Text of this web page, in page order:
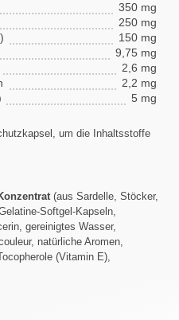
350 mg
250 mg
150 mg
9,75 mg
2,6 mg
2,2 mg
5 mg
um die Inhaltsstoffe
(aus Sardelle, Stöcker,
Softgel-Kapseln,
gereinigtes Wasser,
natürliche Aromen,
(Vitamin E),